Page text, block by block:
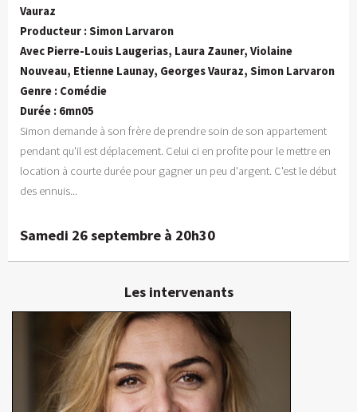
Vauraz
Producteur : Simon Larvaron
Avec Pierre-Louis Laugerias, Laura Zauner, Violaine
Nouveau, Etienne Launay, Georges Vauraz, Simon Larvaron
Genre : Comédie
Durée : 6mn05
Simon demande à son frère de prendre soin de son appartement
pendant qu'il est déplacement. Celui ci en profite pour le mettre en
location à courte durée pour gagner un peu d'argent. C'est le début
des ennuis...
Samedi 26 septembre à 20h30
Les intervenants
Milena Marinelli
Réalisatrice
En détails